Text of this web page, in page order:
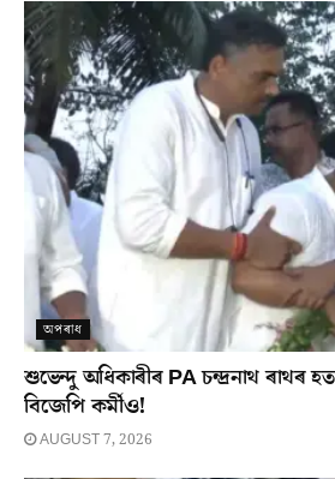
অপৰাধ
শুভেন্দু অধিকাৰীৰ PA চন্দ্ৰনাথ ৰাথৰ
বিজেপি কৰ্মীও!
AUGUST 7, 2026